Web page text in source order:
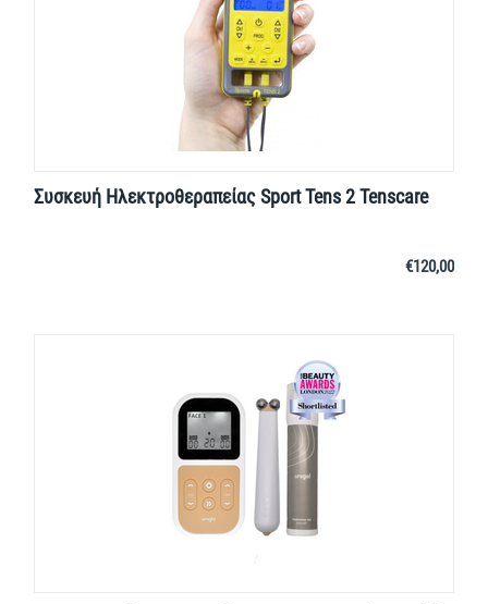
Συσκευή Ηλεκτροθεραπείας Sport Tens 2 Tenscare
€120,00